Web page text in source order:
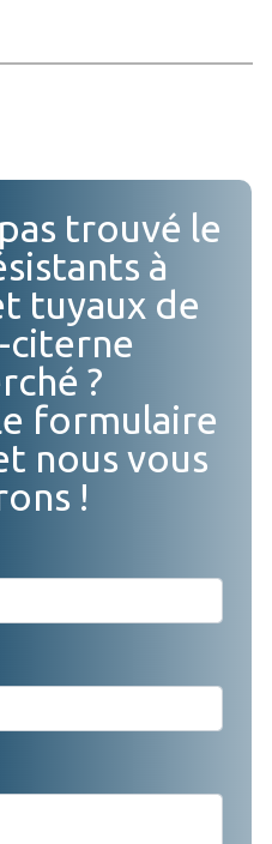
trouvé le
à
tuyaux de
citerne
?
formulaire
nous vous
!